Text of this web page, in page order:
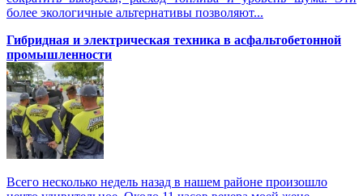
более экологичные альтернативы позволяют...
Гибридная и электрическая техника в асфальтобетонной
промышленности
Всего несколько недель назад в нашем районе произошло